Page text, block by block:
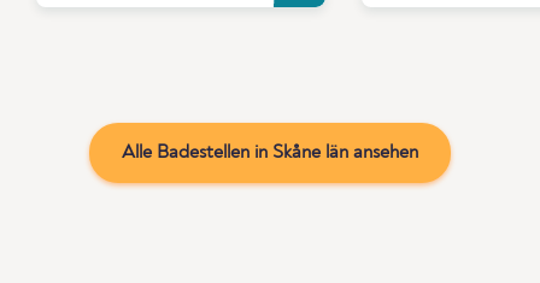
Alle Badestellen in Skåne län ansehen